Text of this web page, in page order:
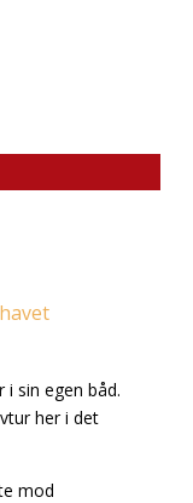
sin egen båd.
her i det
mod